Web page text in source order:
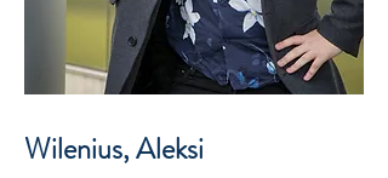
Wilenius, Aleksi